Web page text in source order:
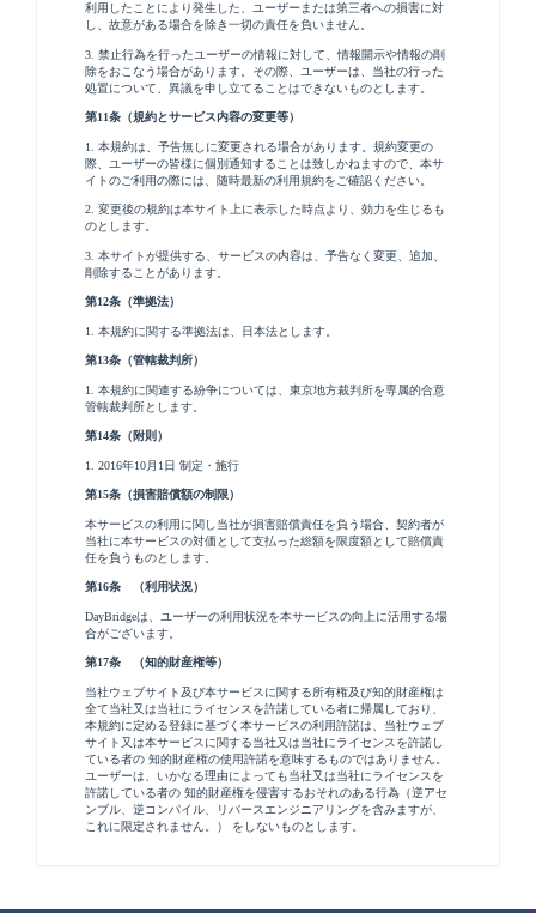
利用したことにより発生した、ユーザーまたは第三者への損害に対
し、故意がある場合を除き一切の責任を負いません。
3. 禁止行為を行ったユーザーの情報に対して、情報開示や情報の削
除をおこなう場合があります。その際、ユーザーは、当社の行った
処置について、異議を申し立てることはできないものとします。
第11条（規約とサービス内容の変更等）
1. 本規約は、予告無しに変更される場合があります。規約変更の
際、ユーザーの皆様に個別通知することは致しかねますので、本サ
イトのご利用の際には、随時最新の利用規約をご確認ください。
2. 変更後の規約は本サイト上に表示した時点より、効力を生じるも
のとします。
3. 本サイトが提供する、サービスの内容は、予告なく変更、追加、
削除することがあります。
第12条（準拠法）
1. 本規約に関する準拠法は、日本法とします。
第13条（管轄裁判所）
1. 本規約に関連する紛争については、東京地方裁判所を専属的合意
管轄裁判所とします。
第14条（附則）
1. 2016年10月1日 制定・施行
第15条（損害賠償額の制限）
本サービスの利用に関し当社が損害賠償責任を負う場合、契約者が
当社に本サービスの対価として支払った総額を限度額として賠償責
任を負うものとします。
第16条 （利用状況）
DayBridgeは、ユーザーの利用状況を本サービスの向上に活用する場
合がございます。
第17条 （知的財産権等）
当社ウェブサイト及び本サービスに関する所有権及び知的財産権は
全て当社又は当社にライセンスを許諾している者に帰属しており、
本規約に定める登録に基づく本サービスの利用許諾は、当社ウェブ
サイト又は本サービスに関する当社又は当社にライセンスを許諾し
ている者の 知的財産権の使用許諾を意味するものではありません。
ユーザーは、いかなる理由によっても当社又は当社にライセンスを
許諾している者の 知的財産権を侵害するおそれのある行為（逆アセ
ンブル、逆コンパイル、リバースエンジニアリングを含みますが、
これに限定されません。） をしないものとします。